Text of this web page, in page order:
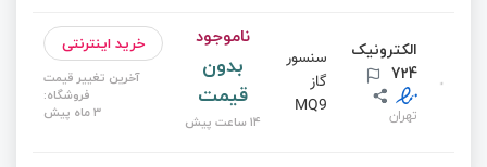
الکترونیک
724
تهران
سنسور
گاز
MQ9
ناموجود
بدون
قیمت
14 ساعت پیش
خرید اینترنتی
آخرین تغییر قیمت
فروشگاه:
3 ماه پیش